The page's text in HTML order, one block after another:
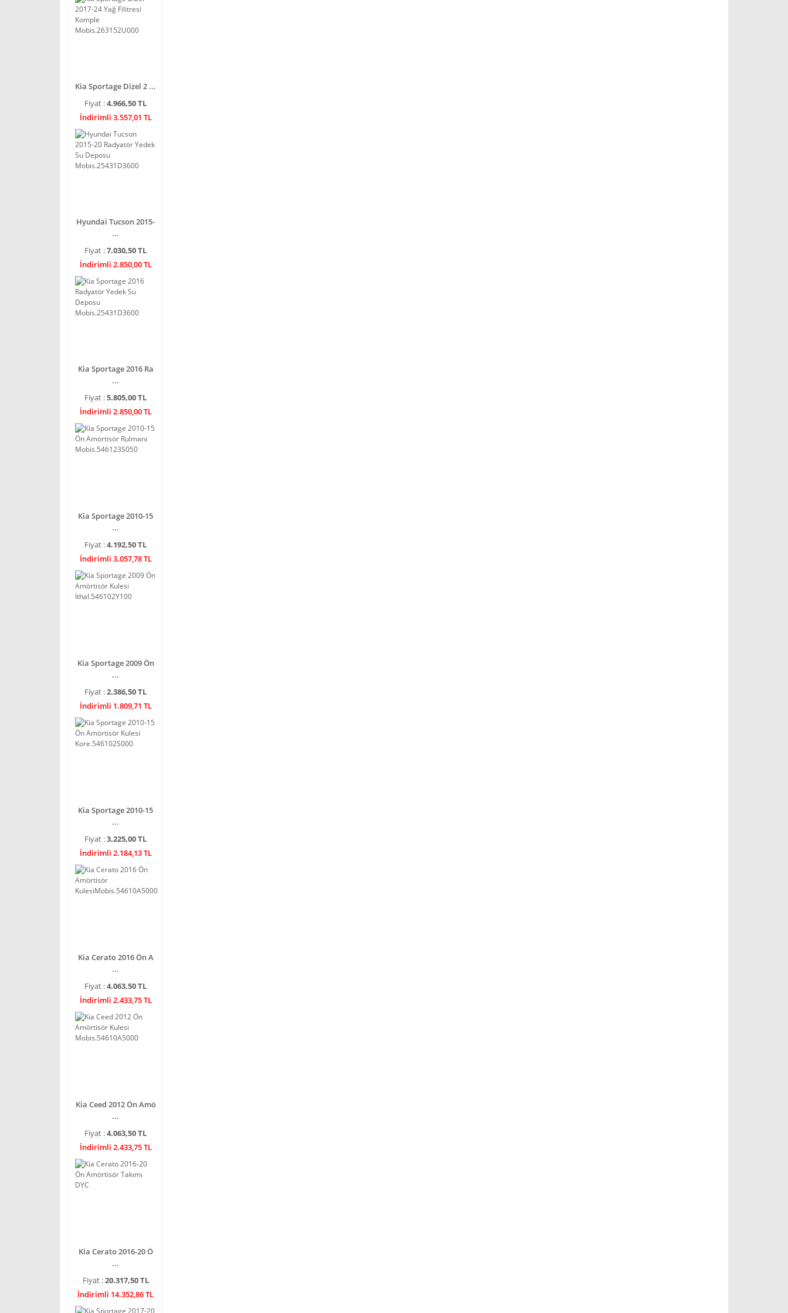
Kia Sportage Dizel 2 ...
Fiyat :4.966,50 TL
İndirimli 3.557,01 TL
Hyundai Tucson 2015-
...
Fiyat :7.030,50 TL
İndirimli 2.850,00 TL
Kia Sportage 2016 Ra
...
Fiyat :5.805,00 TL
İndirimli 2.850,00 TL
Kia Sportage 2010-15
...
Fiyat :4.192,50 TL
İndirimli 3.057,78 TL
Kia Sportage 2009 Ön
...
Fiyat :2.386,50 TL
İndirimli 1.809,71 TL
Kia Sportage 2010-15
...
Fiyat :3.225,00 TL
İndirimli 2.184,13 TL
Kia Cerato 2016 Ön A
...
Fiyat :4.063,50 TL
İndirimli 2.433,75 TL
Kia Ceed 2012 Ön Amö
...
Fiyat :4.063,50 TL
İndirimli 2.433,75 TL
Kia Cerato 2016-20 Ö
...
Fiyat :20.317,50 TL
İndirimli 14.352,86 TL